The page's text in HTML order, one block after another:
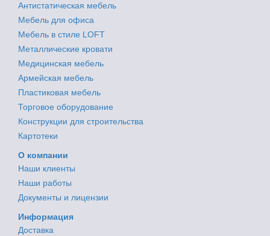
Антистатическая мебель
Мебель для офиса
Мебель в стиле LOFT
Металлические кровати
Медицинская мебель
Армейская мебель
Пластиковая мебель
Торговое оборудование
Конструкции для строительства
Картотеки
О компании
Наши клиенты
Наши работы
Документы и лицензии
Информация
Доставка